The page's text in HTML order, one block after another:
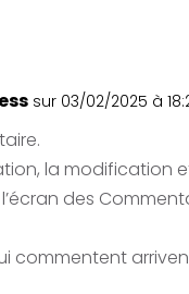
sur 03/02/2025 à
la modification
des
commentent